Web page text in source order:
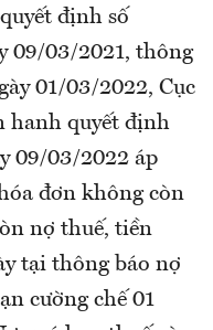
định số
09/03/2021, thông
01/03/2022, Cục
hanh quyết định
09/03/2022 áp
đơn không còn
nợ thuế, tiền
tại thông báo nợ
cường chế 01